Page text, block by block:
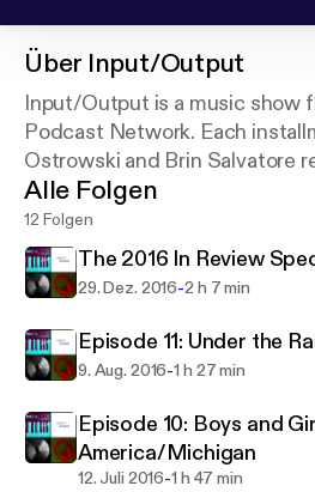
Über Input/Output
Input/Output is a music show
Podcast Network. Each
Ostrowski and Brin Salvatore
one brand new, one older -
them, while also discussing
topics.
Alle Folgen
12 Folgen
The 2016 In Review
29. Dez. 2016-2 h 7 min
Episode 11: Under the
9. Aug. 2016-1 h 27 min
Episode 10: Boys and
America/Michigan
12. Juli 2016-1 h 47 min